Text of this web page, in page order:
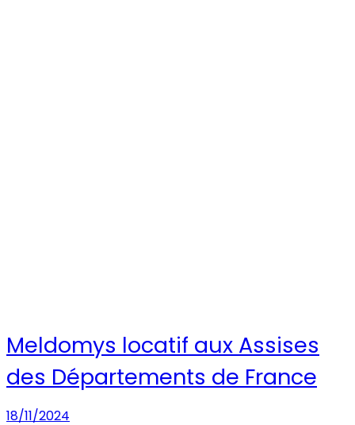
Meldomys locatif aux Assises
des Départements de France
18/11/2024